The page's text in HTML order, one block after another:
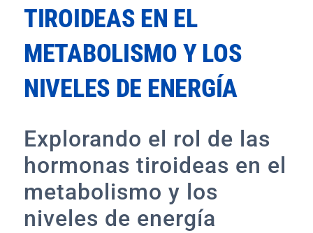
TIROIDEAS EN EL
METABOLISMO Y LOS
NIVELES DE ENERGÍA
Explorando el rol de las
hormonas tiroideas en el
metabolismo y los
niveles de energía